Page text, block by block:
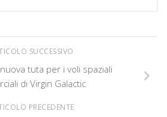
SUCCESSIVO
tuta per i voli spaziali
di Virgin Galactic
PRECEDENTE